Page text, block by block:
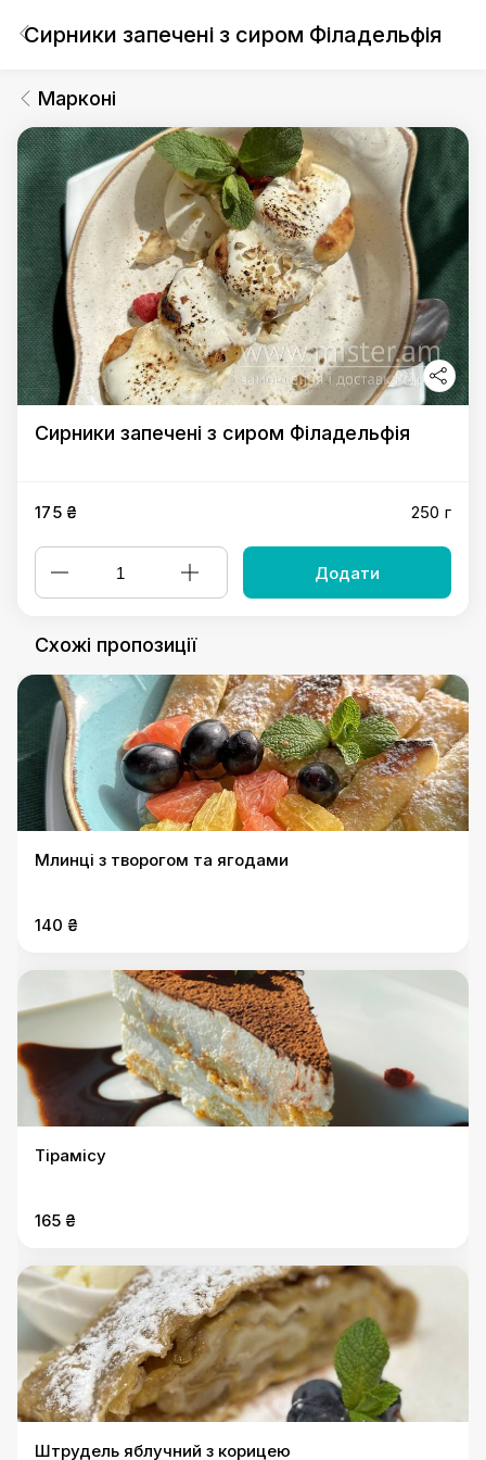
Сирники запечені з сиром Філадельфія
Марконі
Сирники запечені з сиром Філадельфія
175 ₴ 250 г
Додати
Схожі пропозиції
Млинці з творогом та ягодами
140 ₴
Тірамісу
165 ₴
Штрудель яблучний з корицею